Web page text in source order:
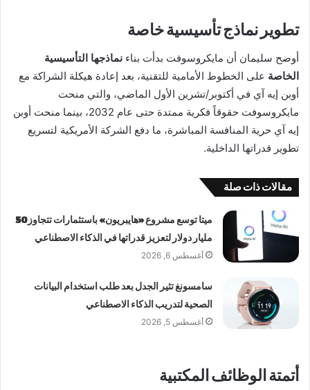
تطوير نماذج تأسيسية خاصة
أوضح سليمان أن مايكروسوفت بدأت بناء نماذجها التأسيسية
الخاصة على الخطوط الأمامية للتقنية، بعد إعادة هيكلة الشراكة مع
أوبن إيه آي في أكتوبر/تشرين الأول الماضي، والتي منحت
مايكروسوفت حقوقاً فكرية ممتدة حتى عام 2032، بينما منحت أوبن
إيه آي حرية المنافسة المباشرة، ما دفع الشركة الأمريكية لتسريع
تطوير قدراتها الداخلية.
مقالات ذات صلة
ميتا توسع مشروع «هايبريون» باستثمارات تتجاوز 50
مليار دولار لتعزيز قدراتها في الذكاء الاصطناعي
أغسطس 6, 2026
سامسونغ تثير الجدل بعد طلب استخدام البيانات
الصحية لتدريب الذكاء الاصطناعي
أغسطس 5, 2026
أتمتة الوظائف المكتبية